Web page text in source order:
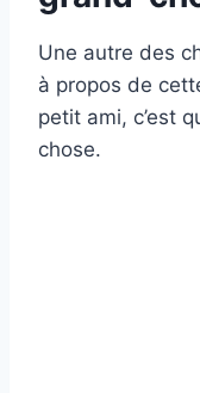
Une autre des
à propos de
petit ami, c’est
chose.